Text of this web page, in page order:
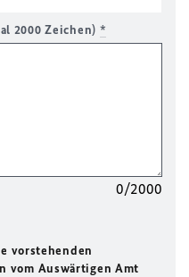
2000 Zeichen) *
0/2000
vorstehenden
vom Auswärtigen Amt